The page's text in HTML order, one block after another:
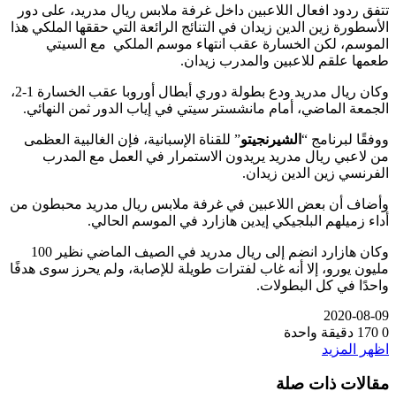
تتفق ردود افعال اللاعبين داخل غرفة ملابس ريال مدريد، على دور
الأسطورة زين الدين زيدان في التنائج الرائعة التي حققها الملكي هذا
الموسم، لكن الخسارة عقب انتهاء موسم الملكي مع السيتي
طعمها علقم للاعبين والمدرب زيدان.
وكان ريال مدريد ودع بطولة دوري أبطال أوروبا عقب الخسارة 1-2،
الجمعة الماضي، أمام مانشستر سيتي في إياب الدور ثمن النهائي.
ووفقًا لبرنامج “ الشيرنجيتو” للقناة الإسبانية، فإن الغالبية العظمى
من لاعبي ريال مدريد يريدون الاستمرار في العمل مع المدرب
الفرنسي زين الدين زيدان.
وأضاف أن بعض اللاعبين في غرفة ملابس ريال مدريد محبطون من
أداء زميلهم البلجيكي إيدين هازارد في الموسم الحالي.
وكان هازارد انضم إلى ريال مدريد في الصيف الماضي نظير 100
مليون يورو، إلا أنه غاب لفترات طويلة للإصابة، ولم يحرز سوى هدفًا
واحدًا في كل البطولات.
2020-08-09
0
دقيقة واحدة
اظهر المزيد
مقالات ذات صلة